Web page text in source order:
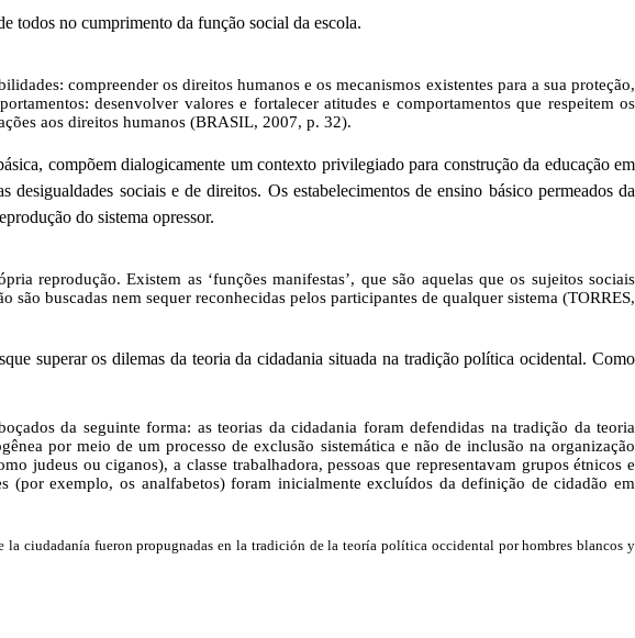
todos no cumprimento da função social da escola.
compreender os direitos humanos e os mecanismos existentes para a sua proteção,
desenvolver valores e fortalecer atitudes e comportamentos que respeitem os
aos direitos humanos (BRASIL, 2007, p. 32).
compõem dialogicamente um contexto privilegiado para construção da educação em
sociais e de direitos. Os estabelecimentos de ensino básico permeados da
do sistema opressor.
reprodução. Existem as ‘funções manifestas’, que são aquelas que os sujeitos sociais
buscadas nem sequer reconhecidas pelos participantes de qualquer sistema (TORRES,
superar os dilemas da teoria da cidadania situada na tradição política ocidental. Como
da seguinte forma: as teorias da cidadania foram defendidas na tradição da teoria
por meio de um processo de exclusão sistemática e não de inclusão na organização
judeus ou ciganos), a classe trabalhadora, pessoas que representavam grupos étnicos e
exemplo, os analfabetos) foram inicialmente excluídos da definição de cidadão em
ciudadanía fueron propugnadas en la tradición de la teoría política occidental por hombres blancos y